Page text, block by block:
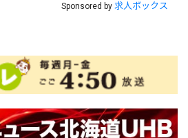
Sponsored by 求人ボックス